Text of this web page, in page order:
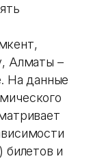
Алматы –
На данные
билетов и